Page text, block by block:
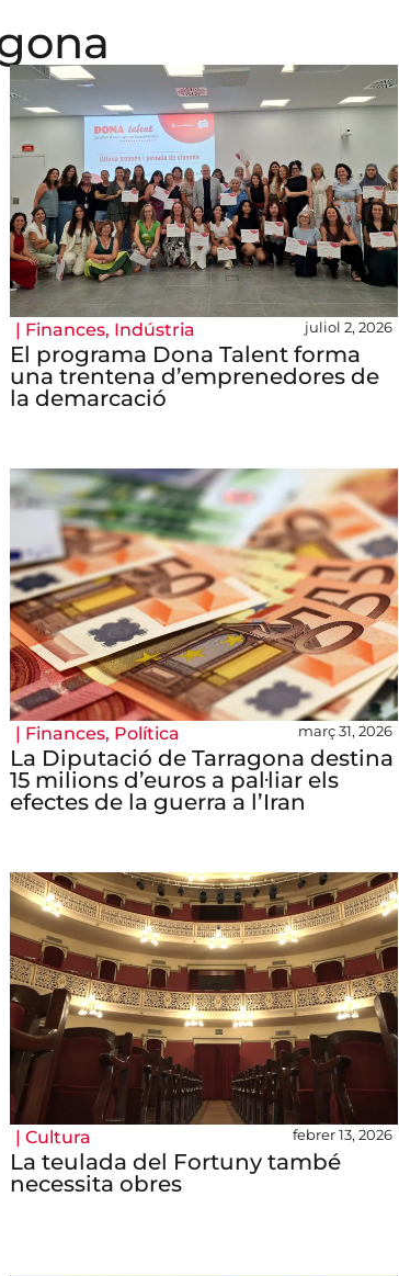
| Finances, Indústria juliol 2, 2026
El programa Dona Talent forma
una trentena d’emprenedores de
la demarcació
| Finances, Política març 31, 2026
La Diputació de Tarragona destina
15 milions d’euros a pal·liar els
efectes de la guerra a l’Iran
| Cultura febrer 13, 2026
La teulada del Fortuny també
necessita obres